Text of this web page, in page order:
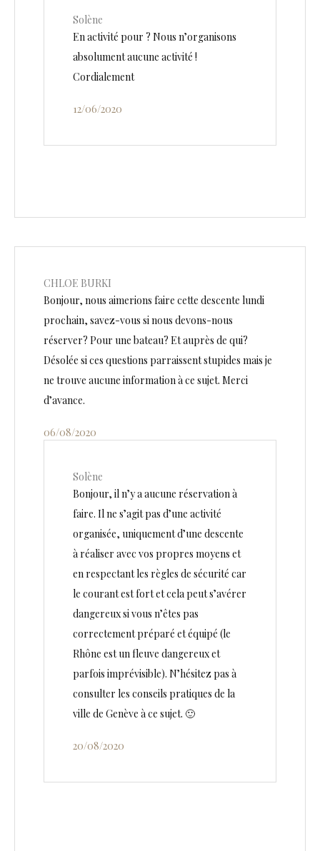
Solène
En activité pour ? Nous n’organisons
absolument aucune activité !
Cordialement
12/06/2020
CHLOE BURKI
Bonjour, nous aimerions faire cette descente lundi
prochain, savez-vous si nous devons-nous
réserver? Pour une bateau? Et auprès de qui?
Désolée si ces questions parraissent stupides mais je
ne trouve aucune information à ce sujet. Merci
d’avance.
06/08/2020
Solène
Bonjour, il n’y a aucune réservation à
faire. Il ne s’agit pas d’une activité
organisée, uniquement d’une descente
à réaliser avec vos propres moyens et
en respectant les règles de sécurité car
le courant est fort et cela peut s’avérer
dangereux si vous n’êtes pas
correctement préparé et équipé (le
Rhône est un fleuve dangereux et
parfois imprévisible). N’hésitez pas à
consulter les conseils pratiques de la
ville de Genève à ce sujet. 🙂
20/08/2020